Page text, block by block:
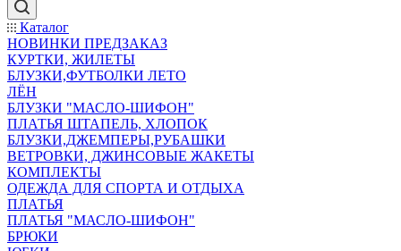
Каталог
НОВИНКИ ПРЕДЗАКАЗ
КУРТКИ, ЖИЛЕТЫ
БЛУЗКИ,ФУТБОЛКИ ЛЕТО
ЛЁН
БЛУЗКИ "МАСЛО-ШИФОН"
ПЛАТЬЯ ШТАПЕЛЬ, ХЛОПОК
БЛУЗКИ,ДЖЕМПЕРЫ,РУБАШКИ
ВЕТРОВКИ, ДЖИНСОВЫЕ ЖАКЕТЫ
КОМПЛЕКТЫ
ОДЕЖДА ДЛЯ СПОРТА И ОТДЫХА
ПЛАТЬЯ
ПЛАТЬЯ "МАСЛО-ШИФОН"
БРЮКИ